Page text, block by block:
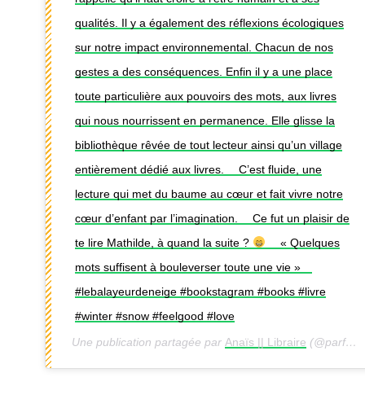
qualités. Il y a également des réflexions écologiques
sur notre impact environnemental. Chacun de nos
gestes a des conséquences. Enfin il y a une place
toute particulière aux pouvoirs des mots, aux livres
qui nous nourrissent en permanence. Elle glisse la
bibliothèque rêvée de tout lecteur ainsi qu’un village
entièrement dédié aux livres. ⠀ C’est fluide, une
lecture qui met du baume au cœur et fait vivre notre
cœur d’enfant par l’imagination. ⠀ Ce fut un plaisir de
te lire Mathilde, à quand la suite ?
⠀ « Quelques
mots suffisent à bouleverser toute une vie » ⠀
#lebalayeurdeneige #bookstagram #books #livre
#winter #snow #feelgood #love
Une publication partagée par Anaïs || Libraire (@parfum_livresque) le